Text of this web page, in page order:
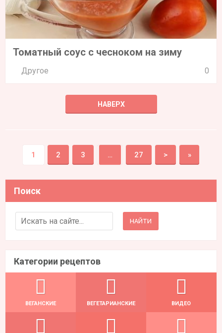
Томатный соус с чесноком на зиму
Другое 0
НАВЕРХ
1 2 3 … 27 > »
Поиск
Search for:
Категории рецептов
ВЕГАНСКИЕ ВЕГЕТАРИАНСКИЕ ВИДЕО